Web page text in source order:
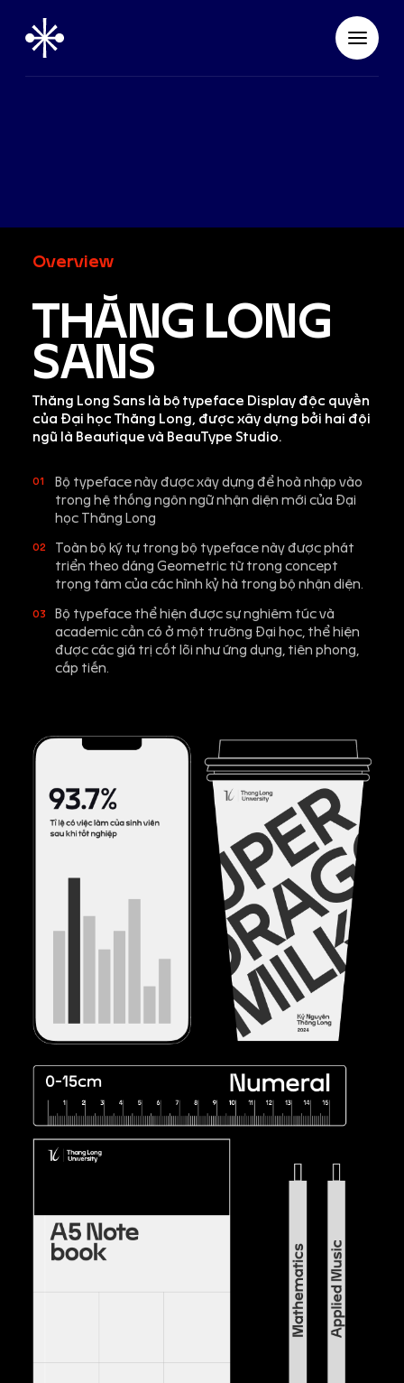
Overview
THĂNG LONG
SANS
Thăng Long Sans là bộ typeface Display độc quyền
của Đại học Thăng Long, được xây dựng bởi hai đội
ngũ là Beautique và BeauType Studio.
01
Bộ typeface này được xây dựng để hoà nhập vào
trong hệ thống ngôn ngữ nhận diện mới của Đại
học Thăng Long
02
Toàn bộ ký tự trong bộ typeface này được phát
triển theo dáng Geometric từ trong concept
trọng tâm của các hình kỷ hà trong bộ nhận diện.
03
Bộ typeface thể hiện được sự nghiêm túc và
academic cần có ở một trường Đại học, thể hiện
được các giá trị cốt lõi như ứng dụng, tiên phong,
cấp tiến.